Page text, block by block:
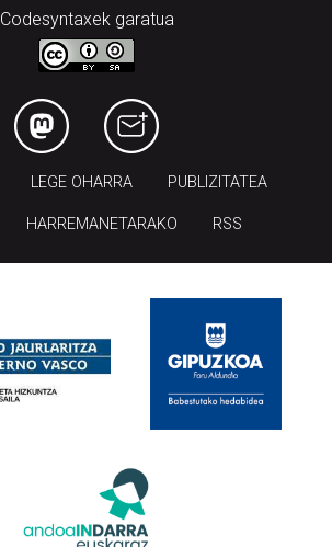
Codesyntaxek garatua
LEGE OHARRA PUBLIZITATEA
HARREMANETARAKO RSS